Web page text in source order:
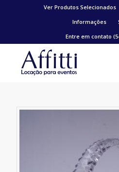
Ver Produtos Selecionados
Informações
Entre em contato